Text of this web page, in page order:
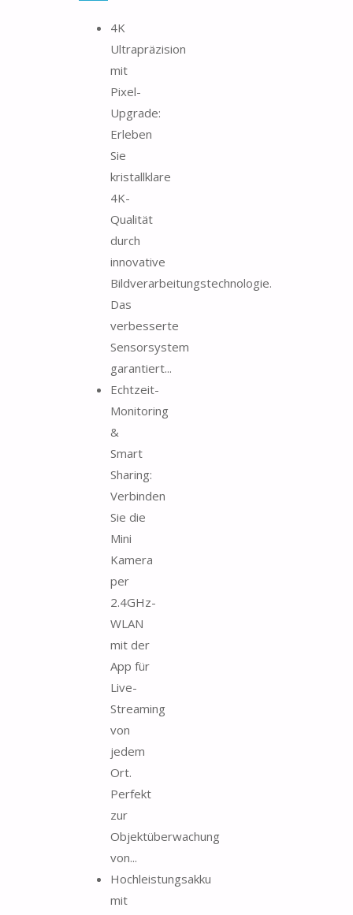
4K
Ultrapräzision
mit
Pixel-
Upgrade:
Erleben
Sie
kristallklare
4K-
Qualität
durch
innovative
Bildverarbeitungstechnologie.
Das
verbesserte
Sensorsystem
garantiert...
Echtzeit-
Monitoring
&
Smart
Sharing:
Verbinden
Sie die
Mini
Kamera
per
2.4GHz-
WLAN
mit der
App für
Live-
Streaming
von
jedem
Ort.
Perfekt
zur
Objektüberwachung
von...
Hochleistungsakku
mit